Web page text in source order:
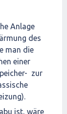
Anlage
des
man die
einer
zur
ist, wäre